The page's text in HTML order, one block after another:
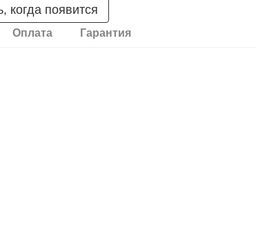
когда появится
Оплата Гарантия